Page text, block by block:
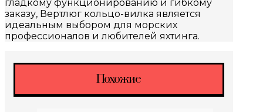
гладкому функционированию и гибкому
заказу, Вертлюг кольцо-вилка является
идеальным выбором для морских
профессионалов и любителей яхтинга.
Похожие